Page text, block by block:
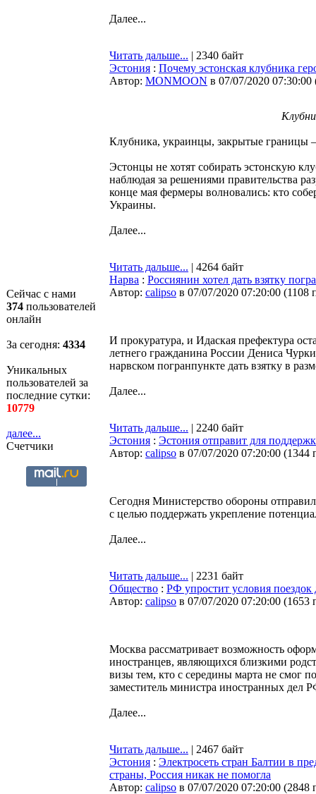
Сейчас с нами
374 пользователей
онлайн
За сегодня: 4334
Уникальных
пользователей за
последние сутки:
10779
далее...
Счетчики
Далее...
Читать дальше... | 2340 байт
Эстония : Почему эстонская клубника
Автор: MONMOON в 07/07/2020 07:30:00
Клубника, украинцы, закрытые границы
Эстонцы не хотят собирать эстонскую
наблюдая за решениями правительства
конце мая фермеры волновались: кто
Украины.
Далее...
Читать дальше... | 4264 байт
Нарва : Россиянин хотел дать взятку
Автор: calipso в 07/07/2020 07:20:00 (1108
И прокуратура, и Идаская префектура
летнего гражданина России Дениса
нарвском погранпункте дать взятку в
Далее...
Читать дальше... | 2240 байт
Эстония : Эстония отправит для
Автор: calipso в 07/07/2020 07:20:00 (1344
Сегодня Министерство обороны
с целью поддержать укрепление
Далее...
Читать дальше... | 2231 байт
Общество : РФ упростит условия поездок
Автор: calipso в 07/07/2020 07:20:00 (1653
Москва рассматривает возможность
иностранцев, являющихся близкими
визы тем, кто с середины марта не смог
заместитель министра иностранных дел
Далее...
Читать дальше... | 2467 байт
Эстония : Электросеть стран Балтии в
страны, Россия никак не помогла
Автор: calipso в 07/07/2020 07:20:00 (2848